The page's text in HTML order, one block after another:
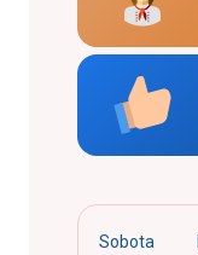
Sobota